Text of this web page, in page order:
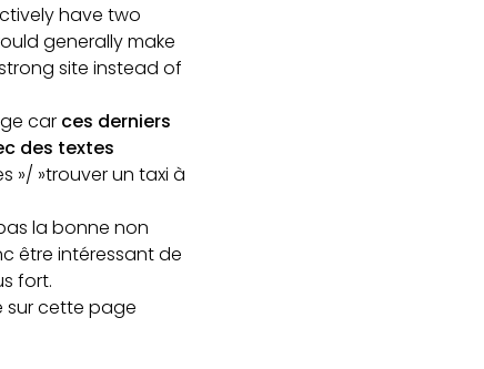
have two
generally make
site instead of
car ces derniers
des textes
»/ »trouver un taxi à
la bonne non
être intéressant de
fort.
sur cette page